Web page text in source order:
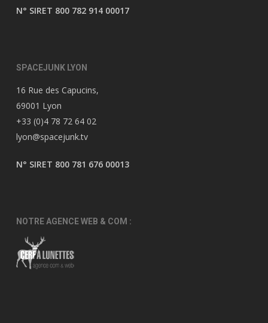
N° SIRET 800 782 914 00017
SPACEJUNK LYON
16 Rue des Capucins,
69001 Lyon
+33 (0)4 78 72 64 02
lyon@spacejunk.tv
N° SIRET 800 781 676 00013
NOTRE AGENCE WEB & COM :